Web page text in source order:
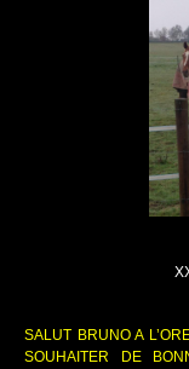
SALUT BRUNO A
SOUHAITER DE